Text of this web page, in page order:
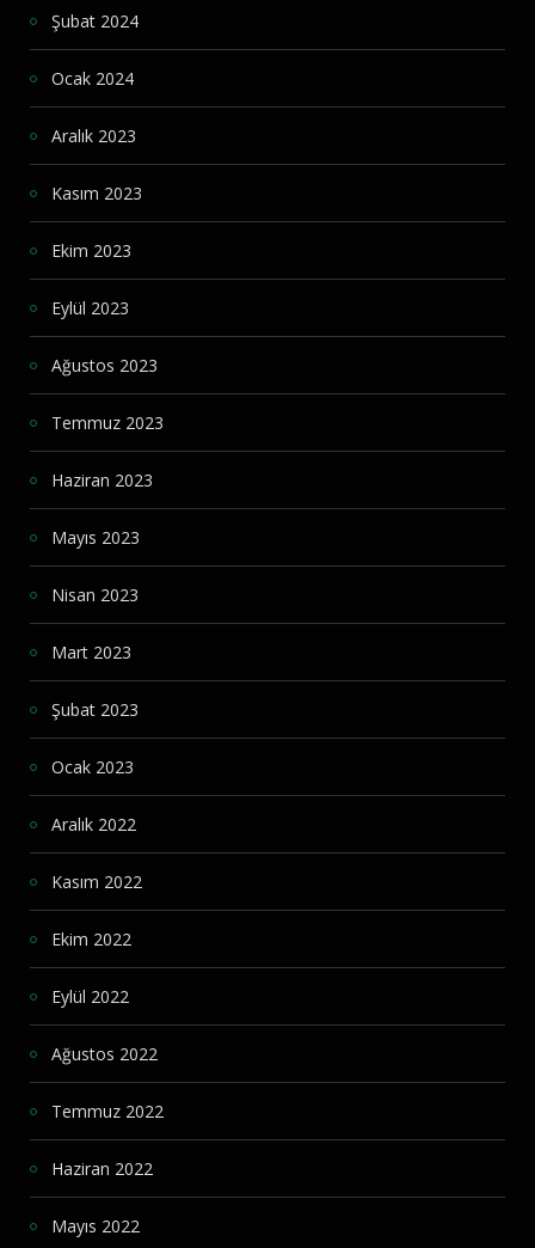
Şubat 2024
Ocak 2024
Aralık 2023
Kasım 2023
Ekim 2023
Eylül 2023
Ağustos 2023
Temmuz 2023
Haziran 2023
Mayıs 2023
Nisan 2023
Mart 2023
Şubat 2023
Ocak 2023
Aralık 2022
Kasım 2022
Ekim 2022
Eylül 2022
Ağustos 2022
Temmuz 2022
Haziran 2022
Mayıs 2022